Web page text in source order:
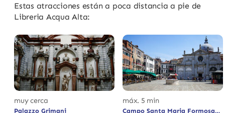
Estas atracciones están a poca distancia a pie de
Libreria Acqua Alta:
muy cerca
Palazzo Grimani
máx. 5 min
Campo Santa Maria Formosa